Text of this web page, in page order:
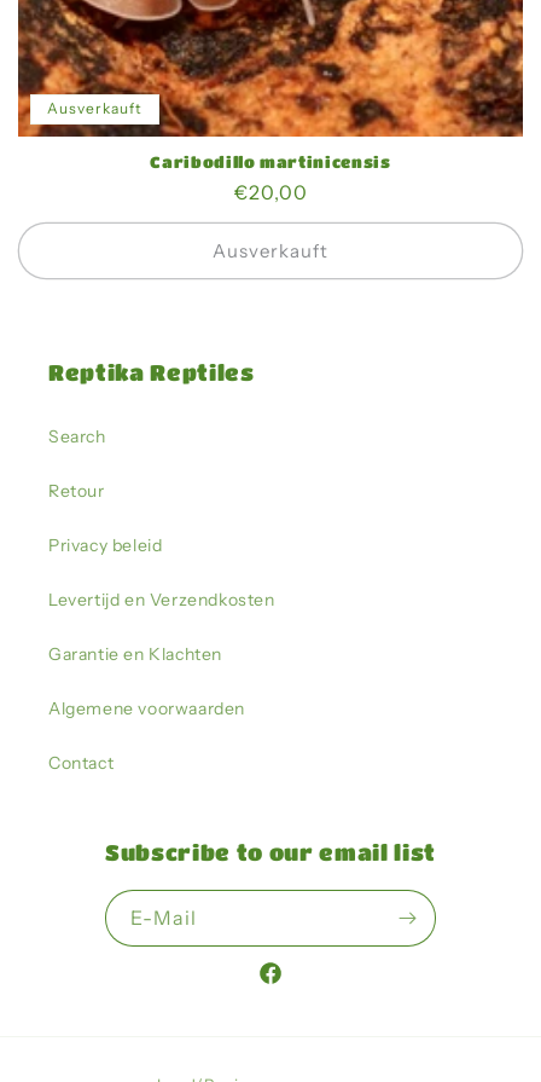
Ausverkauft
Caribodillo martinicensis
Normaler
Preis
€20,00
Ausverkauft
Reptika Reptiles
Search
Retour
Privacy beleid
Levertijd en Verzendkosten
Garantie en Klachten
Algemene voorwaarden
Contact
Subscribe to our email list
E-Mail
Facebook